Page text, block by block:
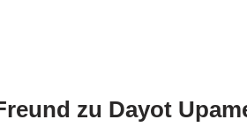
zu Dayot